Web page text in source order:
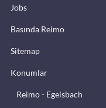
Jobs
Basında Reimo
Sitemap
Konumlar
Reimo - Egelsbach